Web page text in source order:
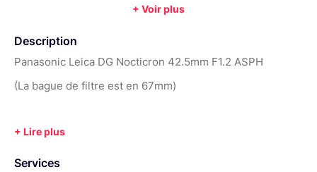
Distance de mise au point min
Diamètre de filtre :
Poids : 425 g
+ Voir plus
Description
Panasonic Leica DG Nocticron 42.5mm F1.2 ASPH
(La bague de filtre est en 67mm)
Services